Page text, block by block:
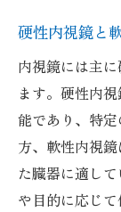
硬性内視鏡と
内視鏡には主
ます。硬性内
能であり、特
方、軟性内視
た臓器に適し
や目的に応じ